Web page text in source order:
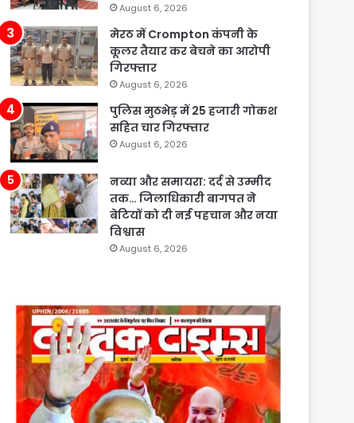
August 6, 2026
मेरठ में Crompton कंपनी के
कूलर तैयार कर बेचने का आरोपी
गिरफ्तार
August 6, 2026
पुलिस मुठभेड़ में 25 हजारी गोकश
सहित चार गिरफ्तार
August 6, 2026
नव्या और समायरा: दर्द से उम्मीद
तक… जिलाधिकारी बागपत ने
बेटियों को दी नई पहचान और नया
विश्वास
August 6, 2026